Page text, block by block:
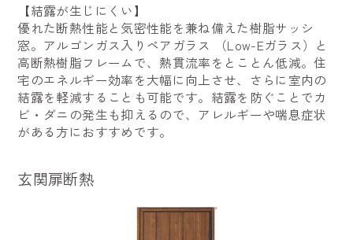
【結露が生じにくい】
優れた断熱性能と気密性能を兼ね備えた樹脂サッシ
窓。アルゴンガス入りペアガラス （Low-Eガラス）と
高断熱樹脂フレームで、熱貫流率をとことん低減。住
宅のエネルギー効率を大幅に向上させ、さらに室内の
結露を軽減することも可能です。結露を防ぐことでカ
ビ・ダニの発生も抑えるので、アレルギーや喘息症状
がある方におすすめです。
玄関扉断熱